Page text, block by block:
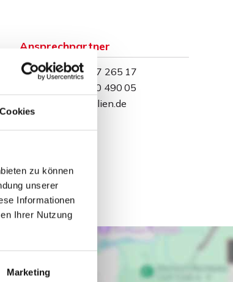
zu können
unserer
Informationen
Ihrer Nutzung
Marketing
Ansprechpartner
Telefon: 0571 597 265 17
Telefax: 0571 870 490 05
info@wb-immobilien.de